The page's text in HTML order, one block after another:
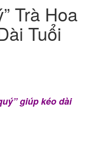
Trà Hoa
Tuổi
giúp kéo dài